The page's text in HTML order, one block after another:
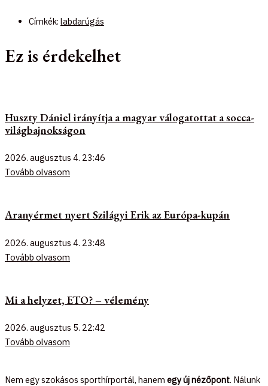
Címkék: labdarúgás
Ez is érdekelhet
Huszty Dániel irányítja a magyar válogatottat a socca-
világbajnokságon
2026. augusztus 4. 23:46
Tovább olvasom
Aranyérmet nyert Szilágyi Erik az Európa-kupán
2026. augusztus 4. 23:48
Tovább olvasom
Mi a helyzet, ETO? – vélemény
2026. augusztus 5. 22:42
Tovább olvasom
Nem egy szokásos sporthírportál, hanem egy új nézőpont. Nálunk